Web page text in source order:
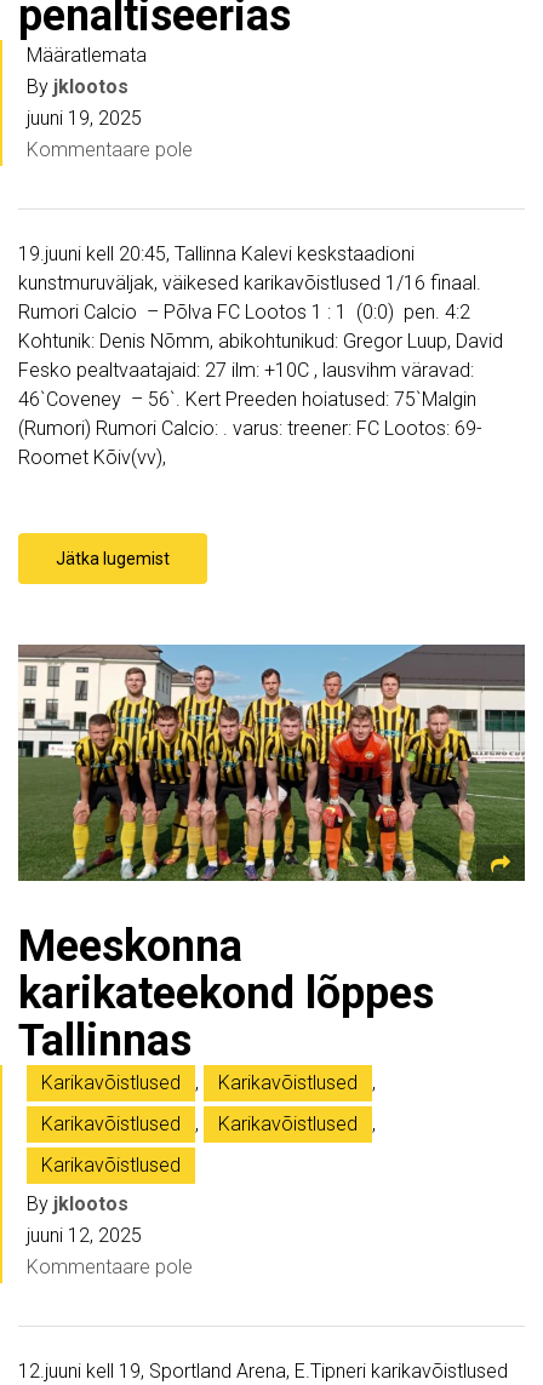
penaltiseerias
Määratlemata
By jklootos
juuni 19, 2025
Kommentaare pole
19.juuni kell 20:45, Tallinna Kalevi keskstaadioni
kunstmuruväljak, väikesed karikavõistlused 1/16 finaal.
Rumori Calcio – Põlva FC Lootos 1 : 1 (0:0) pen. 4:2
Kohtunik: Denis Nõmm, abikohtunikud: Gregor Luup, David
Fesko pealtvaatajaid: 27 ilm: +10C , lausvihm väravad:
46`Coveney – 56`. Kert Preeden hoiatused: 75`Malgin
(Rumori) Rumori Calcio: . varus: treener: FC Lootos: 69-
Roomet Kõiv(vv),
Jätka lugemist
Meeskonna
karikateekond lõppes
Tallinnas
Karikavõistlused , Karikavõistlused
,
Karikavõistlused
, Karikavõistlused
,
Karikavõistlused
By jklootos
juuni 12, 2025
Kommentaare pole
12.juuni kell 19, Sportland Arena, E.Tipneri karikavõistlused